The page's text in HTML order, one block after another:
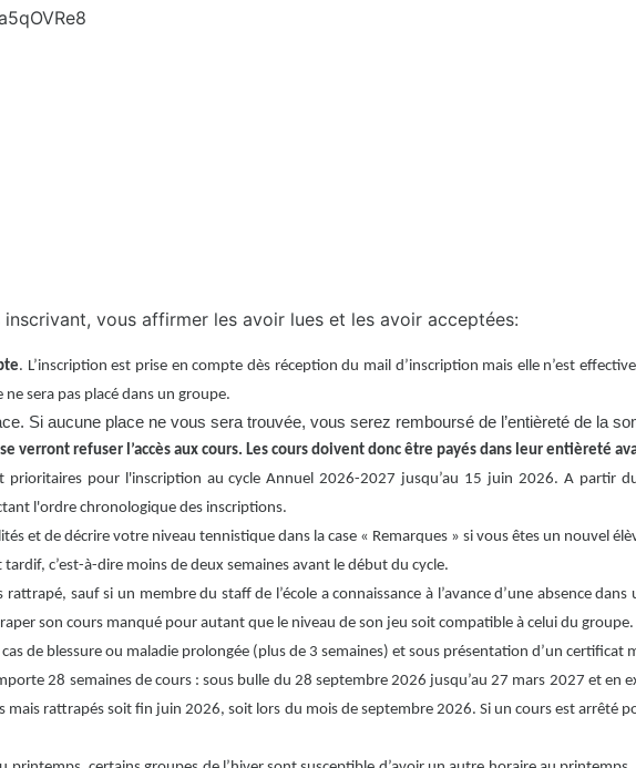
vous affirmer les avoir lues et les avoir acceptées:
. L’inscription est prise en compte dès réception du mail d’inscription mais elle n’est
ne sera pas placé dans un groupe.
Si aucune place ne vous sera trouvée, vous serez remboursé de l’entièreté de la
verront refuser l’accès aux cours. Les cours doivent donc être payés dans leur entièreté
prioritaires pour l'inscription au cycle Annuel 2026-2027 jusqu’au 15 juin 2026. A partir
l'ordre chronologique des inscriptions.
et de décrire votre niveau tennistique dans la case « Remarques » si vous êtes un nouvel
c’est-à-dire moins de deux semaines avant le début du cycle.
rattrapé, sauf si un membre du staff de l’école a connaissance à l’avance d’une absence
son cours manqué pour autant que le niveau de son jeu soit compatible à celui du groupe.
de blessure ou maladie prolongée (plus de 3 semaines) et sous présentation d’un certificat
28 semaines de cours : sous bulle du 28 septembre 2026 jusqu’au 27 mars 2027 et en
mais rattrapés soit fin juin 2026, soit lors du mois de septembre 2026. Si un cours est arrêté